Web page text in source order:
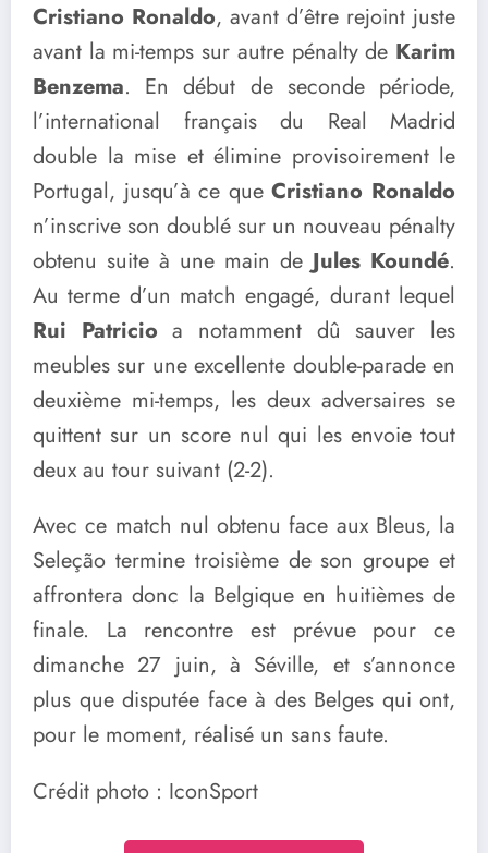
Cristiano Ronaldo, avant d’être rejoint juste
avant la mi-temps sur autre pénalty de Karim
Benzema. En début de seconde période,
l’international français du Real Madrid
double la mise et élimine provisoirement le
Portugal, jusqu’à ce queCristiano Ronaldo
n’inscrive son doublé sur un nouveau pénalty
obtenu suite à une main de Jules Koundé.
Au terme d’un match engagé, durant lequel
Rui Patricio a notamment dû sauver les
meubles sur une excellente double-parade en
deuxième mi-temps, les deux adversaires se
quittent sur un score nul qui les envoie tout
deux au tour suivant (2-2).
Avec ce match nul obtenu face aux Bleus, la
Seleção termine troisième de son groupe et
affrontera donc la Belgique en huitièmes de
finale. La rencontre est prévue pour ce
dimanche 27 juin, à Séville, et s’annonce
plus que disputée face à des Belges qui ont,
pour le moment, réalisé un sans faute.
Crédit photo : IconSport